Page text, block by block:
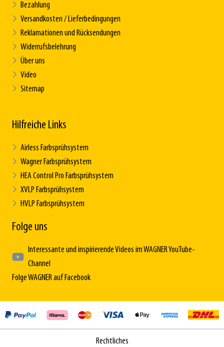
Bezahlung
Versandkosten / Lieferbedingungen
Reklamationen und Rücksendungen
Widerrufsbelehrung
Über uns
Video
Sitemap
Hilfreiche Links
Airless Farbsprühsystem
Wagner Farbsprühsystem
HEA Control Pro Farbsprühsystem
XVLP Farbsprühsystem
HVLP Farbsprühsystem
Folge uns
Interessante und inspirierende Videos im WAGNER YouTube-
Channel
Folge WAGNER auf Facebook
Rechtliches